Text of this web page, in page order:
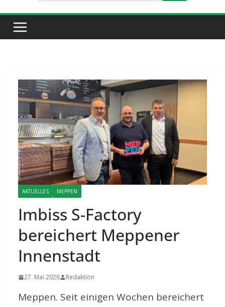
AKTUELLES MEPPEN
Imbiss S-Factory
bereichert Meppener
Innenstadt
27. Mai 2026 Redaktion
Meppen. Seit einigen Wochen bereichert